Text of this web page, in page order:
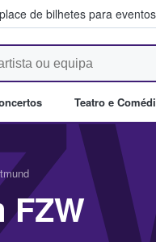
de bilhetes para
os fãs
Teatro e
FZW